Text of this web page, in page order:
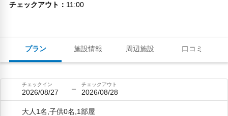
プラン 施設情報 周辺施設 口コミ
チェックアウト
11:00
チェックイン
2026/08/27
チェックアウト
2026/08/28
大人1名,子供0名,1部屋